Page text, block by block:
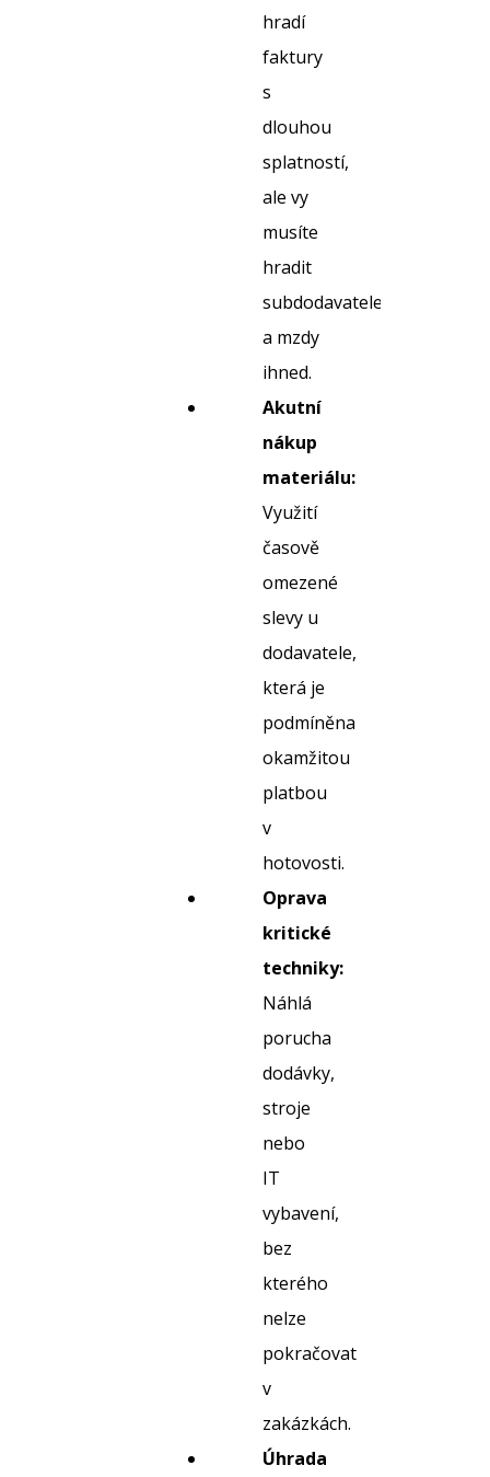
hradí
faktury
s
dlouhou
splatností,
ale vy
musíte
hradit
subdodavatele
a mzdy
ihned.
Akutní
nákup
materiálu:
Využití
časově
omezené
slevy u
dodavatele,
která je
podmíněna
okamžitou
platbou
v
hotovosti.
Oprava
kritické
techniky:
Náhlá
porucha
dodávky,
stroje
nebo
IT
vybavení,
bez
kterého
nelze
pokračovat
v
zakázkách.
Úhrada